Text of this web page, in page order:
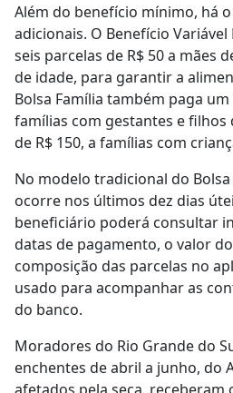
Além do benefício mínimo, há
adicionais. O Benefício
seis parcelas de R$ 50 a mães
de idade, para garantir a
Bolsa Família também paga
famílias com gestantes e filhos
de R$ 150, a famílias com
No modelo tradicional do
ocorre nos últimos dez dias
beneficiário poderá consultar
datas de pagamento, o valor
composição das parcelas no
usado para acompanhar as
do banco.
Moradores do Rio Grande do
enchentes de abril a junho, do